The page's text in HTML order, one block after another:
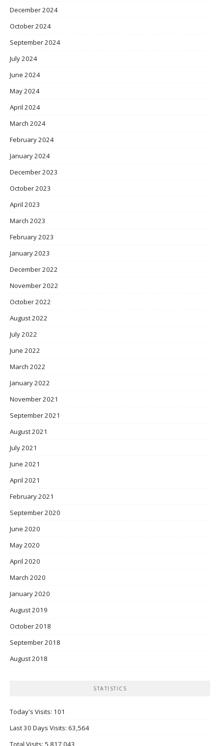
December 2024
October 2024
September 2024
July 2024
June 2024
May 2024
April 2024
March 2024
February 2024
January 2024
December 2023
October 2023
April 2023
March 2023
February 2023
January 2023
December 2022
November 2022
October 2022
August 2022
July 2022
June 2022
March 2022
January 2022
November 2021
September 2021
August 2021
July 2021
June 2021
April 2021
February 2021
September 2020
June 2020
May 2020
April 2020
March 2020
January 2020
August 2019
October 2018
September 2018
August 2018
STATISTICS
Today's Visits: 101
Last 30 Days Visits: 63,564
Total Visits: 5,817,043